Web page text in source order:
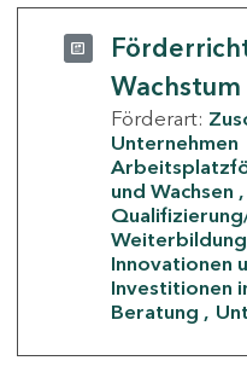
Wachstum
Förderart:
Unternehmen
und Wachsen
Innovationen
Investitionen
Beratung